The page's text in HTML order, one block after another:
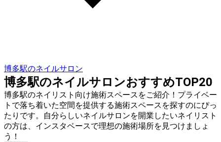
博多駅のネイルサロン
博多駅のネイルサロンおすすめTOP20
博多駅のネイリスト向け施術スペースをご紹介！プライベー
トで落ち着いた空間を提供する施術スペースを探すのにぴっ
たりです。自分らしいネイルサロンを開業したいネイリスト
の方は、インスタベースで理想の施術場所を見つけましょ
う！